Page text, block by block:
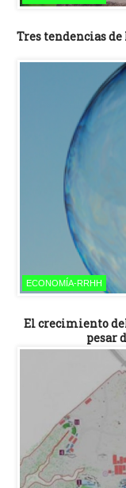
Tres tendencias de
ECONOMÍA-RRHH
El crecimiento
pesar